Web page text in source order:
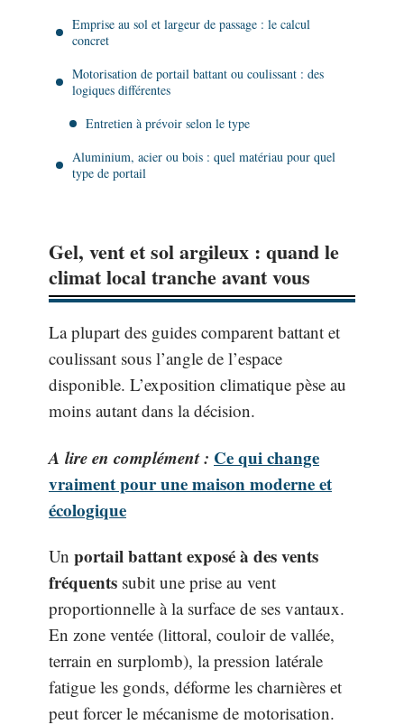
Emprise au sol et largeur de passage : le calcul
concret
Motorisation de portail battant ou coulissant : des
logiques différentes
Entretien à prévoir selon le type
Aluminium, acier ou bois : quel matériau pour quel
type de portail
Gel, vent et sol argileux : quand le
climat local tranche avant vous
La plupart des guides comparent battant et
coulissant sous l’angle de l’espace
disponible. L’exposition climatique pèse au
moins autant dans la décision.
A lire en complément : Ce qui change
vraiment pour une maison moderne et
écologique
Un portail battant exposé à des vents
fréquents subit une prise au vent
proportionnelle à la surface de ses vantaux.
En zone ventée (littoral, couloir de vallée,
terrain en surplomb), la pression latérale
fatigue les gonds, déforme les charnières et
peut forcer le mécanisme de motorisation.